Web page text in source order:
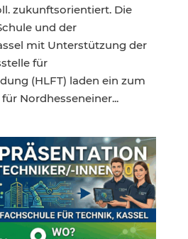
zukunftsorientiert. Die
und der
mit Unterstützung der
für
(HLFT) laden ein zum
Nordhesseneiner...